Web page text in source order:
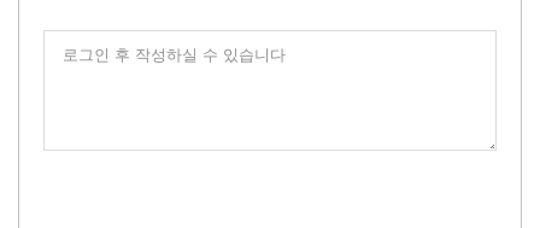
로그인 후 작성하실 수 있습니다